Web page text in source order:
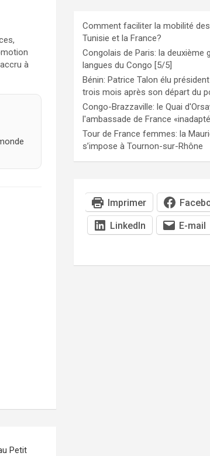
à
Petit
Comment faciliter la mobilité
Tunisie et la France?
Congolais de Paris: la deuxième
langues du Congo [5/5]
Bénin: Patrice Talon élu
trois mois après son départ du
Congo-Brazzaville: le Quai
l'ambassade de France
Tour de France femmes: la
s’impose à Tournon-sur-Rhône
Imprimer
LinkedIn E-mail